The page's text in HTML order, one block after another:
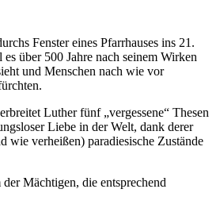
Fenster eines Pfarrhauses ins 21.
über 500 Jahre nach seinem Wirken
und Menschen nach wie vor
Luther fünf „vergessene“ Thesen
Liebe in der Welt, dank derer
wie verheißen) paradiesische Zustände
Mächtigen, die entsprechend